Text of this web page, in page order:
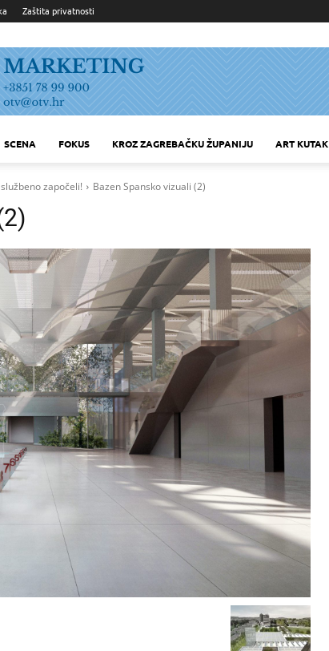
Zaštita privatnosti
SCENA FOKUS KROZ ZAGREBAČKU ŽUPANIJU ART KUTAK
započeli! Bazen Spansko vizuali (2)